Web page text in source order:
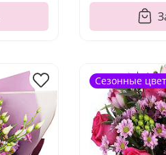
Сезонные